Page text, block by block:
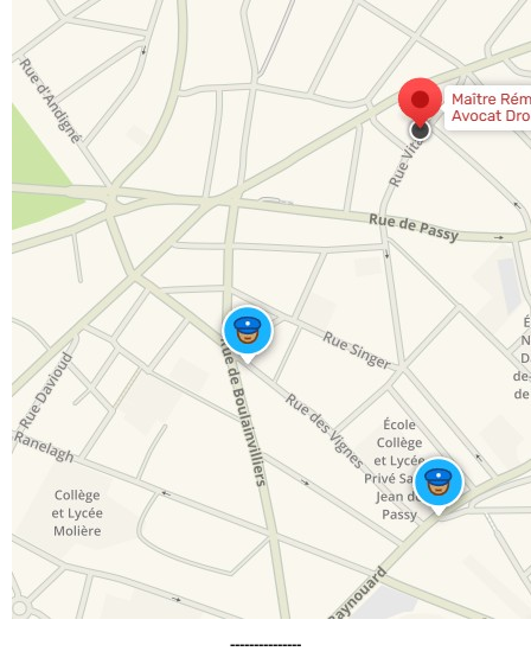
---------------